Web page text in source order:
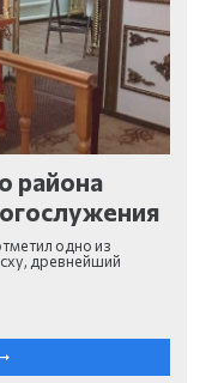
района
одно из
древнейший